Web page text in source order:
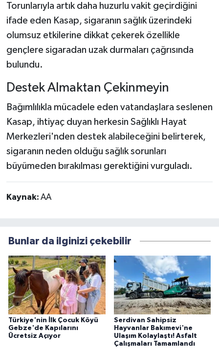
Torunlarıyla artık daha huzurlu vakit geçirdiğini
ifade eden Kasap, sigaranın sağlık üzerindeki
olumsuz etkilerine dikkat çekerek özellikle
gençlere sigaradan uzak durmaları çağrısında
bulundu.
Destek Almaktan Çekinmeyin
Bağımlılıkla mücadele eden vatandaşlara seslenen
Kasap, ihtiyaç duyan herkesin Sağlıklı Hayat
Merkezleri'nden destek alabileceğini belirterek,
sigaranın neden olduğu sağlık sorunları
büyümeden bırakılması gerektiğini vurguladı.
Kaynak: AA
Bunlar da ilginizi çekebilir
Türkiye'nin İlk Çocuk Köyü
Gebze'de Kapılarını
Ücretsiz Açıyor
Serdivan Sahipsiz
Hayvanlar Bakımevi'ne
Ulaşım Kolaylaştı! Asfalt
Çalışmaları Tamamlandı